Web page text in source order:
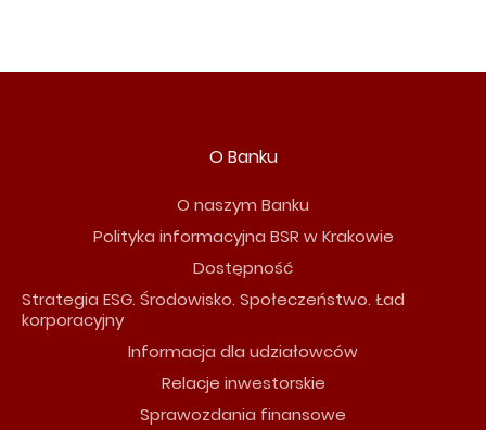
O Banku
O naszym Banku
Polityka informacyjna BSR w Krakowie
Dostępność
Strategia ESG. Środowisko. Społeczeństwo. Ład
korporacyjny
Informacja dla udziałowców
Relacje inwestorskie
Sprawozdania finansowe